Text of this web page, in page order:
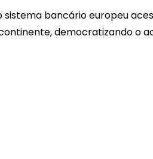
sistema bancário europeu
democratizando o